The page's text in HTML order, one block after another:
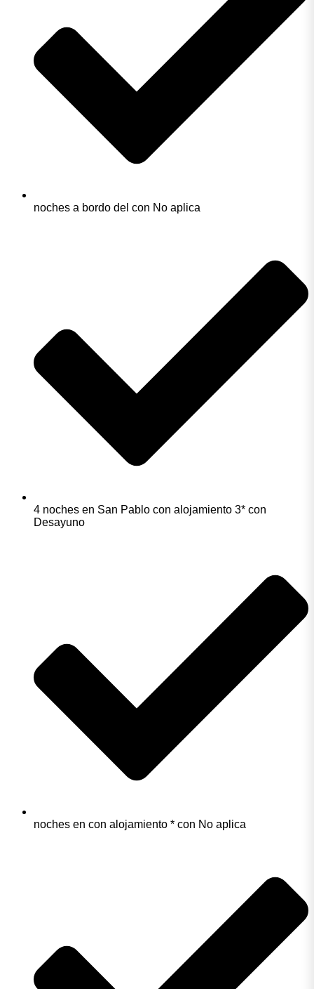
noches a bordo del con No aplica
4 noches en San Pablo con alojamiento 3* con
Desayuno
noches en con alojamiento * con No aplica